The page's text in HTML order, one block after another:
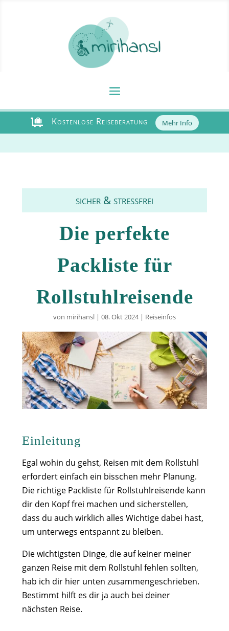
 Kostenlose Reiseberatung Mehr Info
sicher & stressfrei
Die perfekte
Packliste für
Rollstuhlreisende
von mirihansl |08. Okt 2024| Reiseinfos
Einleitung
Egal wohin du gehst, Reisen mit dem Rollstuhl
erfordert einfach ein bisschen mehr Planung.
Die richtige Packliste für Rollstuhlreisende kann
dir den Kopf frei machen und sicherstellen,
dass du auch wirklich alles Wichtige dabei hast,
um unterwegs entspannt zu bleiben.
Die wichtigsten Dinge, die auf keiner meiner
ganzen Reise mit dem Rollstuhl fehlen sollten,
hab ich dir hier unten zusammengeschrieben.
Bestimmt hilft es dir ja auch bei deiner
nächsten Reise.